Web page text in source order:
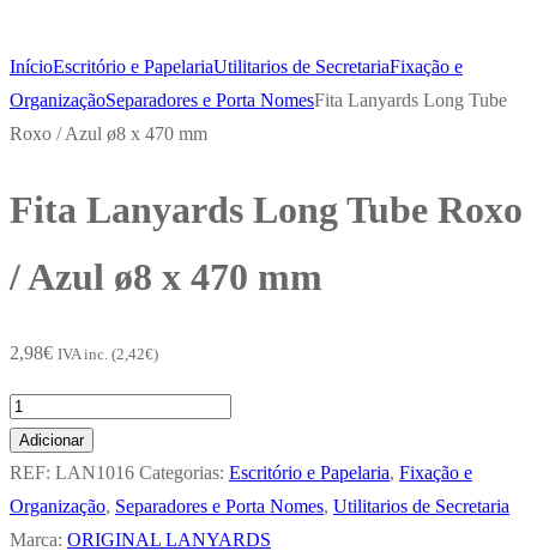
InícioEscritório e PapelariaUtilitarios de SecretariaFixação e
OrganizaçãoSeparadores e Porta NomesFita Lanyards Long Tube
Roxo / Azul ø8 x 470 mm
Fita Lanyards Long Tube Roxo
/ Azul ø8 x 470 mm
2,98€ IVA inc. (2,42€)
Quantidade
de
Fita
Lanyards
Long
Adicionar
REF: LAN1016 Categorias: Escritório e Papelaria, Fixação e
Organização, Separadores e Porta Nomes, Utilitarios de Secretaria
Marca: ORIGINAL LANYARDS